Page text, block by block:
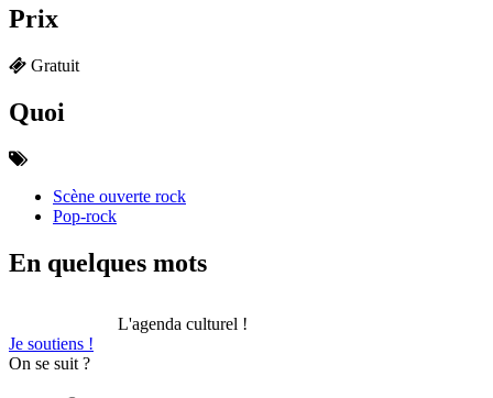
Prix
Gratuit
Quoi
Scène ouverte rock
Pop-rock
En quelques mots
L'agenda culturel !
Je soutiens !
On se suit ?